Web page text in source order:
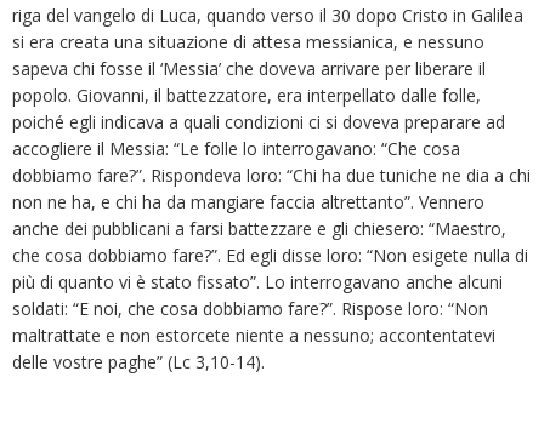
riga del vangelo di Luca, quando verso il 30 dopo Cristo in Galilea
si era creata una situazione di attesa messianica, e nessuno
sapeva chi fosse il ‘Messia’ che doveva arrivare per liberare il
popolo. Giovanni, il battezzatore, era interpellato dalle folle,
poiché egli indicava a quali condizioni ci si doveva preparare ad
accogliere il Messia: “Le folle lo interrogavano: “Che cosa
dobbiamo fare?”. Rispondeva loro: “Chi ha due tuniche ne dia a chi
non ne ha, e chi ha da mangiare faccia altrettanto”. Vennero
anche dei pubblicani a farsi battezzare e gli chiesero: “Maestro,
che cosa dobbiamo fare?”. Ed egli disse loro: “Non esigete nulla di
più di quanto vi è stato fissato”. Lo interrogavano anche alcuni
soldati: “E noi, che cosa dobbiamo fare?”. Rispose loro: “Non
maltrattate e non estorcete niente a nessuno; accontentatevi
delle vostre paghe” (Lc 3,10-14).